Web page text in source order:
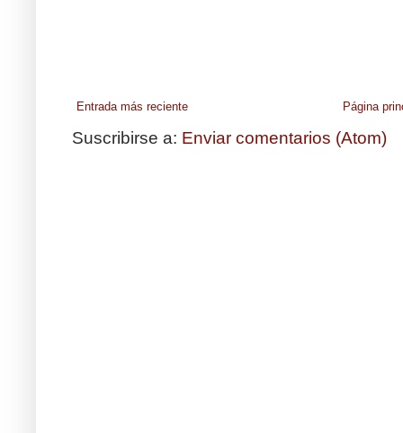
Entrada más reciente Página
Suscribirse a: Enviar comentarios (Atom)